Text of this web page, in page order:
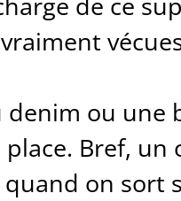
denim ou une
Bref, un
on sort